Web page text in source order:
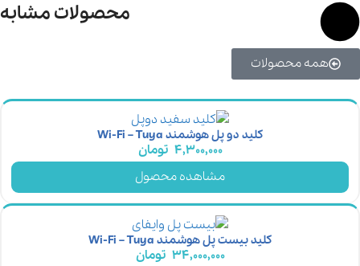
محصولات مشابه
همه محصولات
کلید دو پل هوشمند Wi-Fi – Tuya
4,300,000 تومان
مشاهده محصول
کلید بیست پل هوشمند Wi-Fi – Tuya
34,000,000 تومان